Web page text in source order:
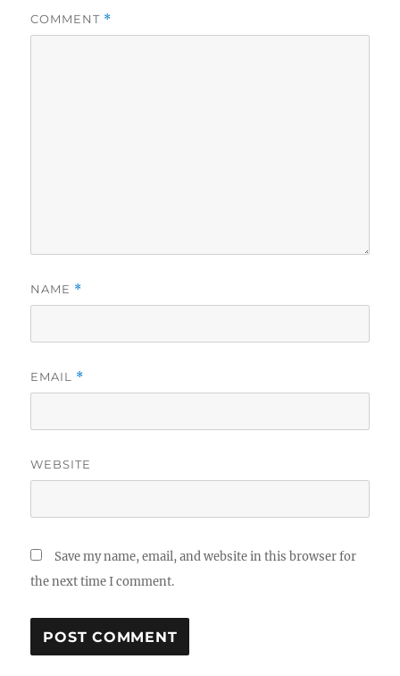
COMMENT *
NAME *
EMAIL *
WEBSITE
Save my name, email, and website in this browser for
the next time I comment.